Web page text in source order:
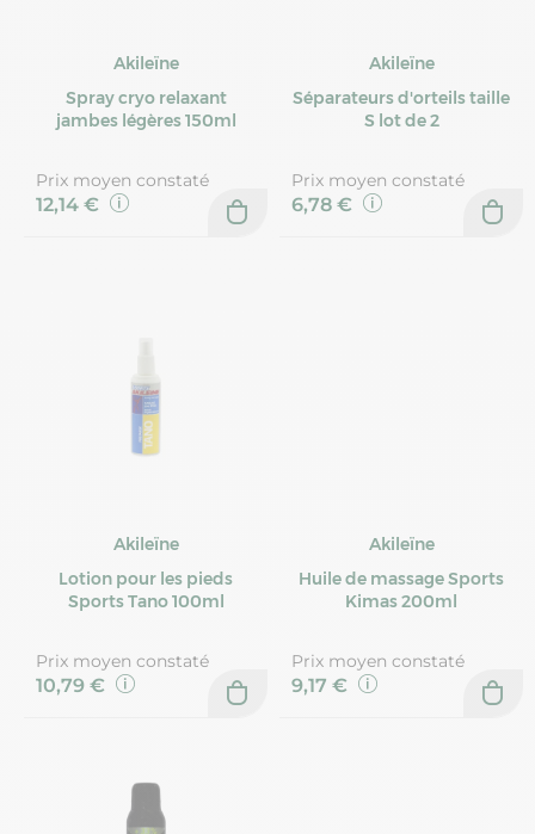
Akileïne
Spray cryo relaxant
jambes légères 150ml
Prix moyen constaté
12,14 €
Akileïne
Séparateurs d'orteils taille
S lot de 2
Prix moyen constaté
6,78 €
Akileïne
Lotion pour les pieds
Sports Tano 100ml
Prix moyen constaté
10,79 €
Akileïne
Huile de massage Sports
Kimas 200ml
Prix moyen constaté
9,17 €